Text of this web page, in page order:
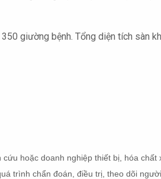
giường bệnh. Tổng diện tích sàn
hoặc doanh nghiệp thiết bị, hóa chất
trình chẩn đoán, điều trị, theo dõi người